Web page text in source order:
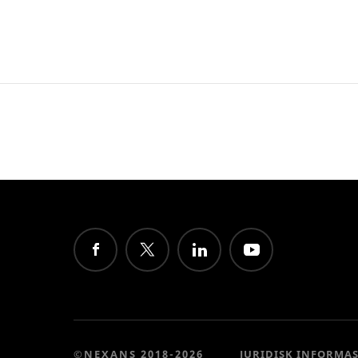
©NEXANS 2018-2026 JURIDISK